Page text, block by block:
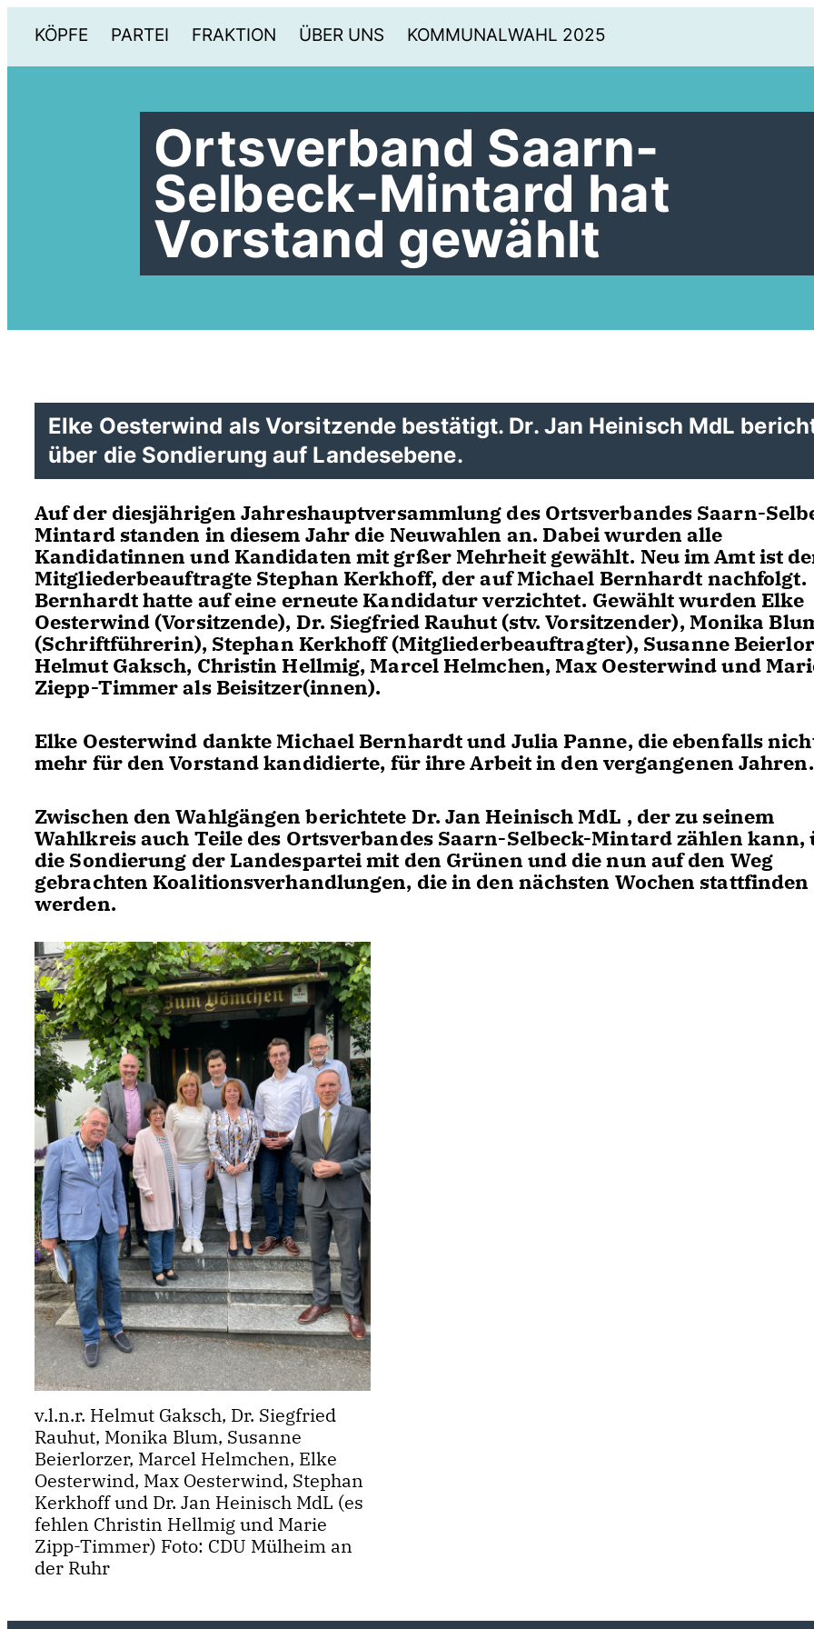
KÖPFE PARTEI FRAKTION ÜBER UNS KOMMUNALWAHL 2025
Ortsverband Saarn-
Selbeck-Mintard hat
Vorstand gewählt
Elke Oesterwind als Vorsitzende bestätigt. Dr. Jan Heinisch MdL
über die Sondierung auf Landesebene.
Auf der diesjährigen Jahreshauptversammlung des Ortsverbandes Saarn-
Mintard standen in diesem Jahr die Neuwahlen an. Dabei wurden alle
Kandidatinnen und Kandidaten mit grßer Mehrheit gewählt. Neu im Amt ist
Mitgliederbeauftragte Stephan Kerkhoff, der auf Michael Bernhardt nachfolgt.
Bernhardt hatte auf eine erneute Kandidatur verzichtet. Gewählt wurden Elke
Oesterwind (Vorsitzende), Dr. Siegfried Rauhut (stv. Vorsitzender), Monika
(Schriftführerin), Stephan Kerkhoff (Mitgliederbeauftragter), Susanne
Helmut Gaksch, Christin Hellmig, Marcel Helmchen, Max Oesterwind und
Ziepp-Timmer als Beisitzer(innen).
Elke Oesterwind dankte Michael Bernhardt und Julia Panne, die ebenfalls
mehr für den Vorstand kandidierte, für ihre Arbeit in den vergangenen Jahren.
Zwischen den Wahlgängen berichtete Dr. Jan Heinisch MdL , der zu seinem
Wahlkreis auch Teile des Ortsverbandes Saarn-Selbeck-Mintard zählen kann,
die Sondierung der Landespartei mit den Grünen und die nun auf den Weg
gebrachten Koalitionsverhandlungen, die in den nächsten Wochen stattfinden
werden.
v.l.n.r. Helmut Gaksch, Dr. Siegfried
Rauhut, Monika Blum, Susanne
Beierlorzer, Marcel Helmchen, Elke
Oesterwind, Max Oesterwind, Stephan
Kerkhoff und Dr. Jan Heinisch MdL (es
fehlen Christin Hellmig und Marie
Zipp-Timmer) Foto: CDU Mülheim an
der Ruhr